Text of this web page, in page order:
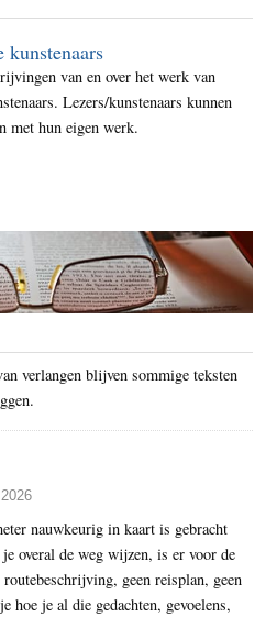
kunstenaars
van en over het werk van
Lezers/kunstenaars kunnen
met hun eigen werk.
verlangen blijven sommige teksten
nauwkeurig in kaart is gebracht
overal de weg wijzen, is er voor de
geen reisplan, geen
hoe je al die gedachten, gevoelens,